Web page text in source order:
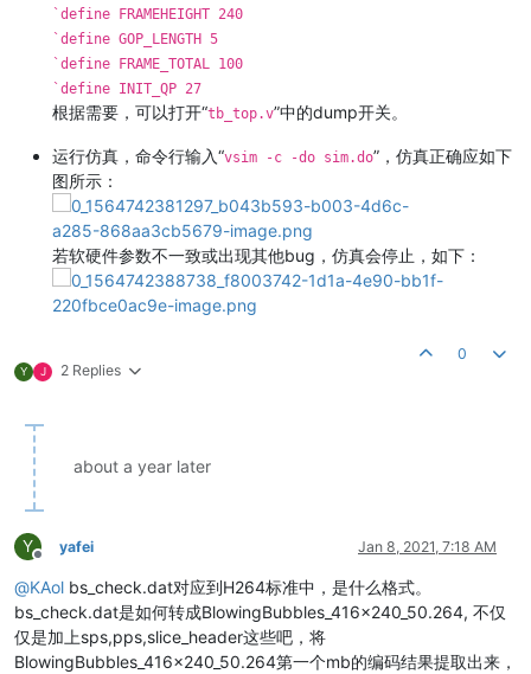
`define FRAMEHEIGHT 240
`define GOP_LENGTH 5
`define FRAME_TOTAL 100
`define INIT_QP 27
根据需要，可以打开“tb_top.v”中的dump开关。
运行仿真，命令行输入“vsim -c -do sim.do”，仿真正确应如下
图所示：
若软硬件参数不一致或出现其他bug，仿真会停止，如下：
Y J 2 Replies
0
about a year later
Y
Offline
yafei Jan 8, 2021, 7:18 AM
@KAol bs_check.dat对应到H264标准中，是什么格式。
bs_check.dat是如何转成BlowingBubbles_416x240_50.264, 不仅
仅是加上sps,pps,slice_header这些吧，将
BlowingBubbles_416x240_50.264第一个mb的编码结果提取出来，